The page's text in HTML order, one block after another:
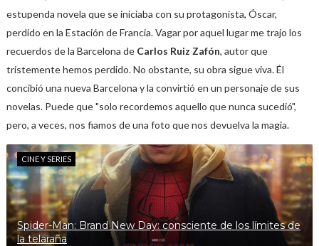
estupenda novela que se iniciaba con su protagonista, Óscar,
perdido en la Estación de Francia. Vagar por aquel lugar me trajo los
recuerdos de la Barcelona deCarlos Ruiz Zafón, autor que
tristemente hemos perdido. No obstante, su obra sigue viva. Él
concibió una nueva Barcelona y la convirtió en un personaje de sus
novelas. Puede que "solo recordemos aquello que nunca sucedió",
pero, a veces, nos fiamos de una foto que nos devuelva la magia.
CINE Y SERIES
Spider-Man: Brand New Day: consciente de los límites de
la telaraña